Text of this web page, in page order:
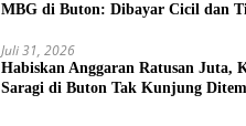
MBG di Buton: Dibayar Cicil dan
Juli 31, 2026
Habiskan Anggaran Ratusan Juta,
Saragi di Buton Tak Kunjung